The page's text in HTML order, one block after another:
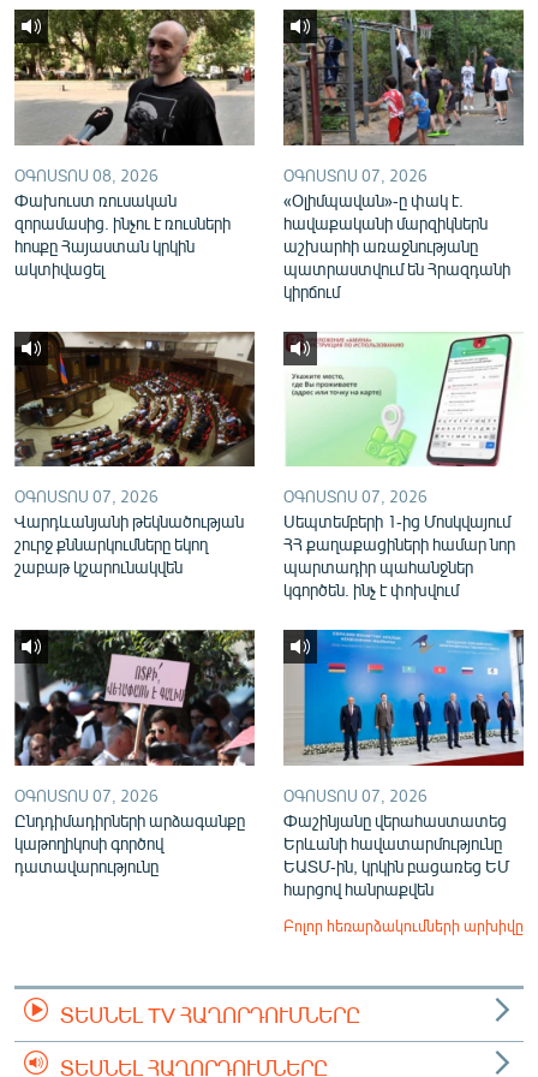
English
Русский
ՀԵՏԵՎԵՔ ՄԵԶ
«Ազատության» բոլոր կայքերը
ՕԳՈՍՏՈՍ 08, 2026
Փախուստ ռուսական
զորամասից. ինչու է ռուսների
հոսքը Հայաստան կրկին
ակտիվացել
ՕԳՈՍՏՈՍ 07, 2026
«Օլիմպավան»-ը փակ է.
հավաքականի մարզիկներն
աշխարհի առաջնությանը
պատրաստվում են Հրազդանի
կիրճում
ՕԳՈՍՏՈՍ 07, 2026
Վարդևանյանի թեկնածության
շուրջ քննարկումները եկող
շաբաթ կշարունակվեն
ՕԳՈՍՏՈՍ 07, 2026
Սեպտեմբերի 1-ից Մոսկվայում
ՀՀ քաղաքացիների համար նոր
պարտադիր պահանջներ
կգործեն. ինչ է փոխվում
ՕԳՈՍՏՈՍ 07, 2026
Ընդդիմադիրների արձագանքը
կաթողիկոսի գործով
դատավարությունը
ՕԳՈՍՏՈՍ 07, 2026
Փաշինյանը վերահաստատեց
Երևանի հավատարմությունը
ԵԱՏՄ-ին, կրկին բացառեց ԵՄ
հարցով հանրաքվեն
Բոլոր հեռարձակումների արխիվը
ՏԵՍՆԵԼ TV ՀԱՂՈՐԴՈՒՄՆԵՐԸ
ՏԵՍՆԵԼ ՀԱՂՈՐԴՈՒՄՆԵՐԸ